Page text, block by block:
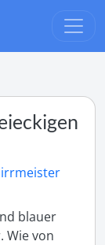
blauer
Wie von